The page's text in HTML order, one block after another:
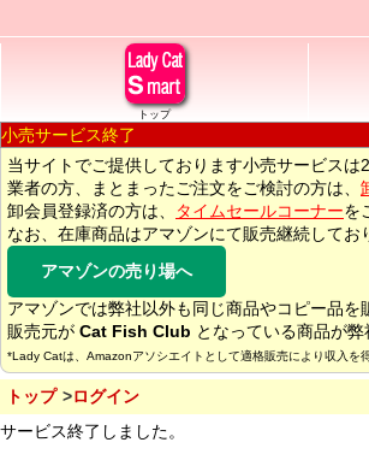
トップ
小売サービス終了
当サイトでご提供しております小売サービスは
業者の方、まとまったご注文をご検討の方は、
卸会員登録済の方は、
タイムセールコーナーを
なお、在庫商品はアマゾンにて販売継続してお
アマゾンの売り場へ
アマゾンでは弊社以外も同じ商品やコピー品を
販売元が Cat Fish Club となっている商品が
*Lady Catは、Amazonアソシエイトとして適格販売により収入を
トップ
ログイン
サービス終了しました。